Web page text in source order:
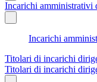
Incarichi amministrativi
Incarichi
Titolari di incarichi
Titolari di incarichi